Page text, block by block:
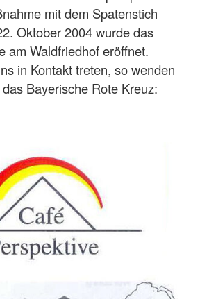
mit dem Spatenstich
Oktober 2004 wurde das
am Waldfriedhof eröffnet.
in Kontakt treten, so wenden
Bayerische Rote Kreuz: